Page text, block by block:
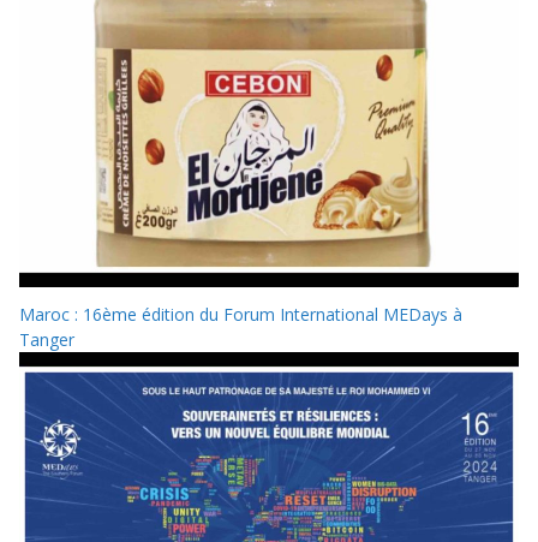
Maroc : 16ème édition du Forum International MEDays à
Tanger